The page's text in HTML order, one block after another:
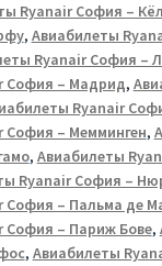
Ryanair София –
, Авиабилеты
Ryanair София –
София – Мадрид,
Ryanair
София – Мемминген,
, Авиабилеты
Ryanair София –
София – Пальма де
София – Париж Бове,
, Авиабилеты